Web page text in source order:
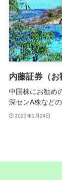
内藤証券（お
中国株にお勧め
深センA株など
2023年1月24日